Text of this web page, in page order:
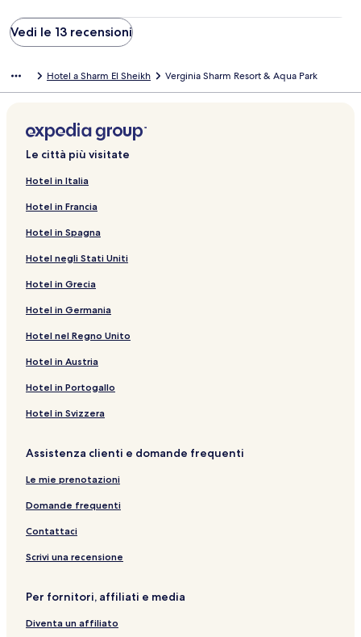
Vedi le 13 recensioni
Hotel a Sharm El Sheikh Verginia Sharm Resort & Aqua Park
Le città più visitate
Hotel in Italia
Hotel in Francia
Hotel in Spagna
Hotel negli Stati Uniti
Hotel in Grecia
Hotel in Germania
Hotel nel Regno Unito
Hotel in Austria
Hotel in Portogallo
Hotel in Svizzera
Assistenza clienti e domande frequenti
Le mie prenotazioni
Domande frequenti
Contattaci
Scrivi una recensione
Per fornitori, affiliati e media
Diventa un affiliato